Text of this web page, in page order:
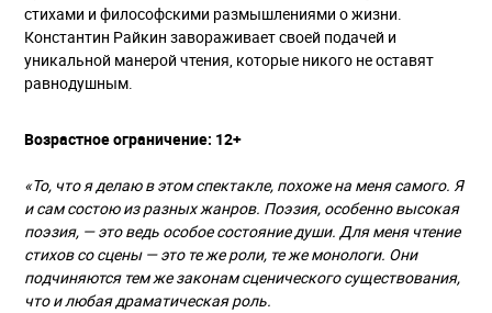
стихами и философскими размышлениями о жизни.
Константин Райкин завораживает своей подачей и
уникальной манерой чтения, которые никого не оставят
равнодушным.
Возрастное ограничение: 12+
«То, что я делаю в этом спектакле, похоже на меня самого. Я
и сам состою из разных жанров. Поэзия, особенно высокая
поэзия, — это ведь особое состояние души. Для меня чтение
стихов со сцены — это те же роли, те же монологи. Они
подчиняются тем же законам сценического существования,
что и любая драматическая роль.